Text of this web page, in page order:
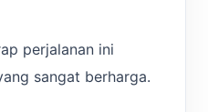
perjalanan ini
sangat berharga.